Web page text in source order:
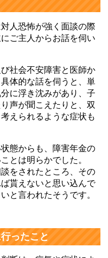
人恐怖が強く面談の際
ご主人からお話を伺い
社会不安障害と医師か
体的な話を伺うと、単
に浮き沈みがあり、子
声が聞こえたりと、双
えられるような症状も
態からも、障害年金の
とは明らかでした。
をされたところ、その
貰えないと思い込んで
と言われたそうです。
ったこと